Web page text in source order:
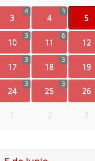
3
4
4
3
5
10
3
11
6
12
17
3
18
3
19
24
3
25
3
26
1 2 3